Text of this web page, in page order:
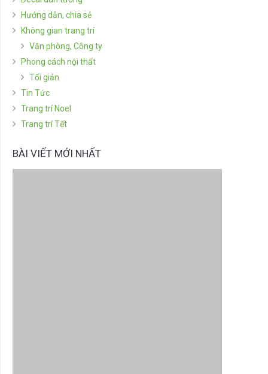
Hướng dẫn, chia sẻ
Không gian trang trí
Văn phòng, Công ty
Phong cách nội thất
Tối giản
Tin Tức
Trang trí Noel
Trang trí Tết
BÀI VIẾT MỚI NHẤT